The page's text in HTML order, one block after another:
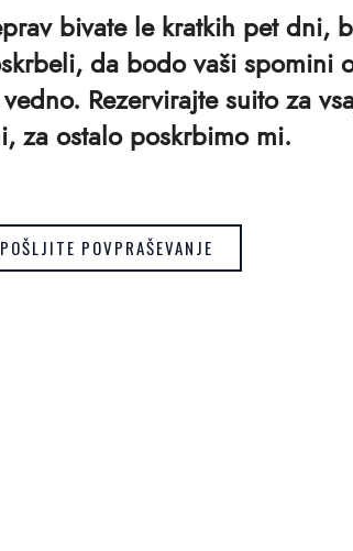
bivate le kratkih pet dni,
da bodo vaši spomini
Rezervirajte suito za
za ostalo poskrbimo mi.
POŠLJITE POVPRAŠEVANJE